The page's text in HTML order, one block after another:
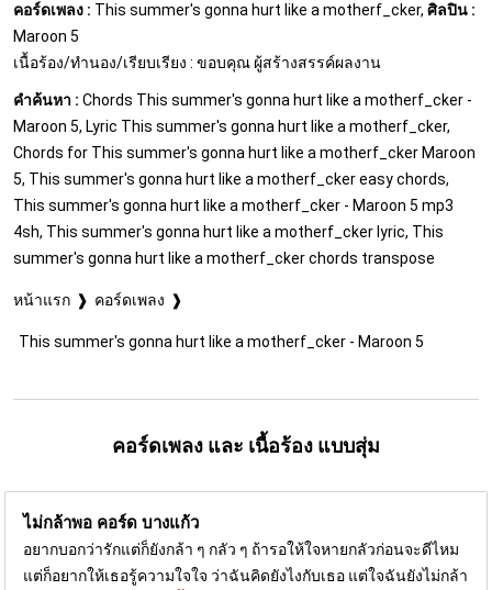
คอร์ดเพลง : This summer's gonna hurt like a motherf_cker, ศิลปิน :
Maroon 5
เนื้อร้อง/ทำนอง/เรียบเรียง : ขอบคุณ ผู้สร้างสรรค์ผลงาน
คำค้นหา : Chords This summer's gonna hurt like a motherf_cker -
Maroon 5, Lyric This summer's gonna hurt like a motherf_cker,
Chords for This summer's gonna hurt like a motherf_cker Maroon
5, This summer's gonna hurt like a motherf_cker easy chords,
This summer's gonna hurt like a motherf_cker - Maroon 5 mp3
4sh, This summer's gonna hurt like a motherf_cker lyric, This
summer's gonna hurt like a motherf_cker chords transpose
หน้าแรก คอร์ดเพลง
This summer's gonna hurt like a motherf_cker - Maroon 5
คอร์ดเพลง และ เนื้อร้อง แบบสุ่ม
ไม่กล้าพอ คอร์ด บางแก้ว
อยากบอกว่ารักแต่ก็ยังกล้า ๆ กลัว ๆ ถ้ารอให้ใจหายกลัวก่อนจะดีไหม
แต่ก็อยากให้เธอรู้ความใจใจ ว่าฉันคิดยังไงกับเธอ แต่ใจฉันยังไม่กล้า